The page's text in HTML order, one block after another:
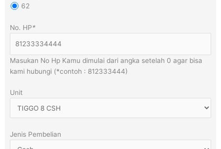
62
No. HP*
Masukan No Hp Kamu dimulai dari angka setelah 0 agar bisa
kami hubungi (*contoh : 812333444)
Unit
Jenis Pembelian